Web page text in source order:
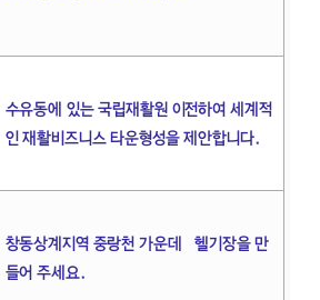
수유동에 있는 국립재활원 이전하여 세계적
인 재활비즈니스 타운형성을 제안합니다.
창동상계지역 중랑천 가운데 헬기장을 만
들어 주세요.